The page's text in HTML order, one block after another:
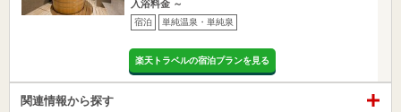
入浴料金 ～
宿泊 単純温泉・単純泉
楽天トラベルの宿泊プランを見る
関連情報から探す